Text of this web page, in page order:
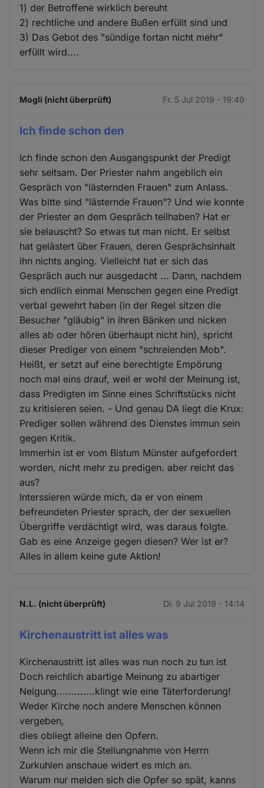
1) der Betroffene wirklich bereuht
2) rechtliche und andere Bußen erfüllt sind und
3) Das Gebot des "sündige fortan nicht mehr"
erfüllt wird....
Mogli (nicht überprüft) Fr. 5 Jul 2019 - 19:49
Ich finde schon den
Ich finde schon den Ausgangspunkt der Predigt
sehr seltsam. Der Priester nahm angeblich ein
Gespräch von "lästernden Frauen" zum Anlass.
Was bitte sind "lästernde Frauen"? Und wie konnte
der Priester an dem Gespräch teilhaben? Hat er
sie belauscht? So etwas tut man nicht. Er selbst
hat gelästert über Frauen, deren Gesprächsinhalt
ihn nichts anging. Vielleicht hat er sich das
Gespräch auch nur ausgedacht ... Dann, nachdem
sich endlich einmal Menschen gegen eine Predigt
verbal gewehrt haben (in der Regel sitzen die
Besucher "gläubig" in ihren Bänken und nicken
alles ab oder hören überhaupt nicht hin), spricht
dieser Prediger von einem "schreienden Mob".
Heißt, er setzt auf eine berechtigte Empörung
noch mal eins drauf, weil er wohl der Meinung ist,
dass Predigten im Sinne eines Schriftstücks nicht
zu kritisieren seien. - Und genau DA liegt die Krux:
Prediger sollen während des Dienstes immun sein
gegen Kritik.
Immerhin ist er vom Bistum Münster aufgefordert
worden, nicht mehr zu predigen. aber reicht das
aus?
Interssieren würde mich, da er von einem
befreundeten Priester sprach, der der sexuellen
Übergriffe verdächtigt wird, was daraus folgte.
Gab es eine Anzeige gegen diesen? Wer ist er?
Alles in allem keine gute Aktion!
N.L. (nicht überprüft) Di. 9 Jul 2019 - 14:14
Kirchenaustritt ist alles was
Kirchenaustritt ist alles was nun noch zu tun ist
Doch reichlich abartige Meinung zu abartiger
Neigung.............klingt wie eine Täterforderung!
Weder Kirche noch andere Menschen können
vergeben,
dies obliegt alleine den Opfern.
Wenn ich mir die Stellungnahme von Herrn
Zurkuhlen anschaue widert es mich an.
Warum nur melden sich die Opfer so spät, kanns